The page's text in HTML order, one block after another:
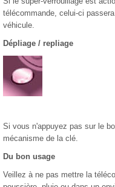
télécommande, celui-ci
véhicule.
Dépliage / repliage
Si vous n'appuyez pas sur le
mécanisme de la clé.
Du bon usage
Veillez à ne pas mettre la